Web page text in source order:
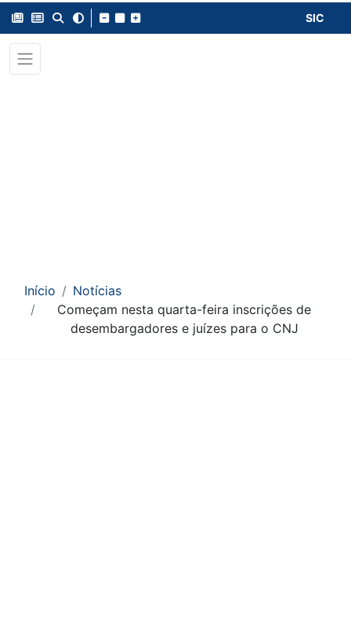
SIC
Início
Notícias
Começam nesta quarta-feira inscrições de
desembargadores e juízes para o CNJ